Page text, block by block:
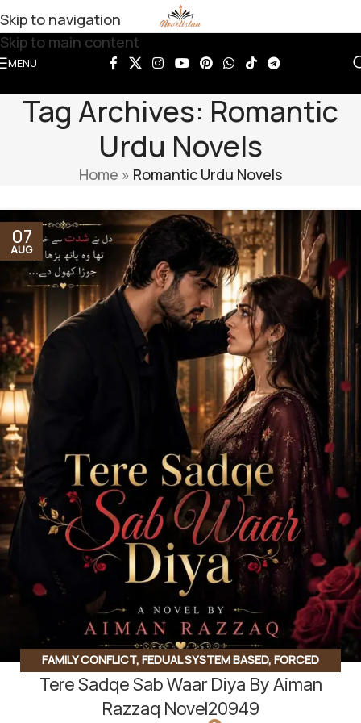
Skip to navigation
Skip to main content
MENU
Tag Archives: Romantic
Urdu Novels
Home » Romantic Urdu Novels
07
AUG
FAMILY CONFLICT, FEDUAL SYSTEM BASED, FORCED
MARRIAGE BASED ,REVENGE BASED,ROMANTIC URDU
RUDE HERO BASED,VANI BASED,VILLAGE BASED
Tere Sadqe Sab Waar Diya By Aiman
Razzaq Novel20949